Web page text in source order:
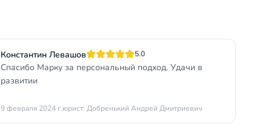
Константин Левашов 5.0
Спасибо Марку за персональный подход. Удачи в
развитии
9 февраля 2024 г.юрист: Добренький Андрей Дмитриевич